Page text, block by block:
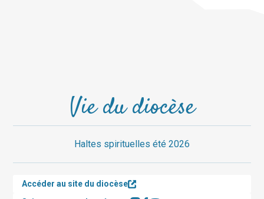
Vie du diocèse
Haltes spirituelles été 2026
Accéder au site du diocèse